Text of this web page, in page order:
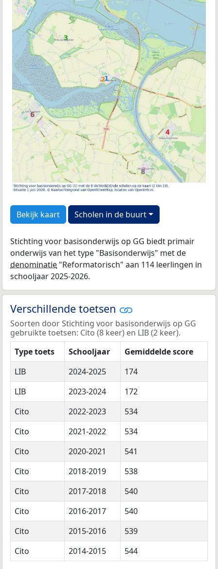
Bekijk kaart Scholen in de buurt
Stichting voor basisonderwijs op GG biedt primair
onderwijs van het type "Basisonderwijs" met de
denominatie "Reformatorisch" aan 114 leerlingen in
schooljaar 2025-2026.
Verschillende toetsen
Soorten door Stichting voor basisonderwijs op GG
gebruikte toetsen: Cito (8 keer) en LIB (2 keer).
Type toets
Schooljaar
Gemiddelde score
LIB
2024-2025
174
LIB
2023-2024
172
Cito
2022-2023
534
Cito
2021-2022
534
Cito
2020-2021
541
Cito
2018-2019
538
Cito
2017-2018
540
Cito
2016-2017
540
Cito
2015-2016
539
Cito
2014-2015 544